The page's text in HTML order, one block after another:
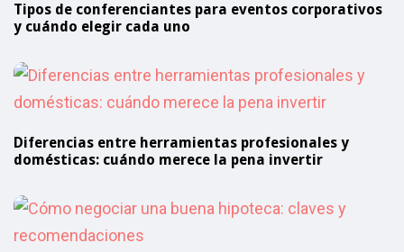
Tipos de conferenciantes para eventos corporativos
y cuándo elegir cada uno
Diferencias entre herramientas profesionales y
domésticas: cuándo merece la pena invertir